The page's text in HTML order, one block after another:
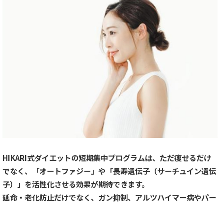
HIKARI式ダイエットの短期集中プログラムは、ただ痩せるだけ
でなく、「オートファジー」や「長寿遺伝子（サーチュイン遺伝
子）」を活性化させる効果が期待できます。
延命・老化防止だけでなく、ガン抑制、アルツハイマー病やパー